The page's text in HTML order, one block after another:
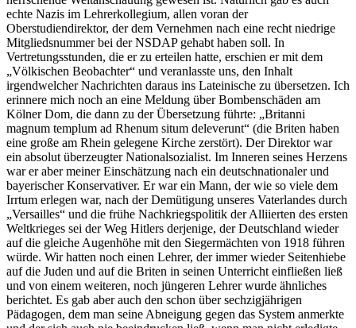
echte Nazis im Lehrerkollegium, allen voran der
Oberstudiendirektor, der dem Vernehmen nach eine recht niedrige
Mitgliedsnummer bei der NSDAP gehabt haben soll. In
Vertretungsstunden, die er zu erteilen hatte, erschien er mit dem
Völkischen Beobachter
und veranlasste uns, den Inhalt
irgendwelcher Nachrichten daraus ins Lateinische zu übersetzen. Ich
erinnere mich noch an eine Meldung über Bombenschäden am
Kölner Dom, die dann zu der Übersetzung führte:
Britanni
magnum templum ad Rhenum situm deleverunt
(die Briten haben
eine große am Rhein gelegene Kirche zerstört). Der Direktor war
ein absolut überzeugter Nationalsozialist. Im Inneren seines Herzens
war er aber meiner Einschätzung nach ein deutschnationaler und
bayerischer Konservativer. Er war ein Mann, der wie so viele dem
Irrtum erlegen war, nach der Demütigung unseres Vaterlandes durch
Versailles
und die frühe Nachkriegspolitik der Alliierten des ersten
Weltkrieges sei der Weg Hitlers derjenige, der Deutschland wieder
auf die gleiche Augenhöhe mit den Siegermächten von 1918 führen
würde. Wir hatten noch einen Lehrer, der immer wieder Seitenhiebe
auf die Juden und auf die Briten in seinen Unterricht einfließen ließ
und von einem weiteren, noch jüngeren Lehrer wurde ähnliches
berichtet. Es gab aber auch den schon über sechzigjährigen
Pädagogen, dem man seine Abneigung gegen das System anmerkte